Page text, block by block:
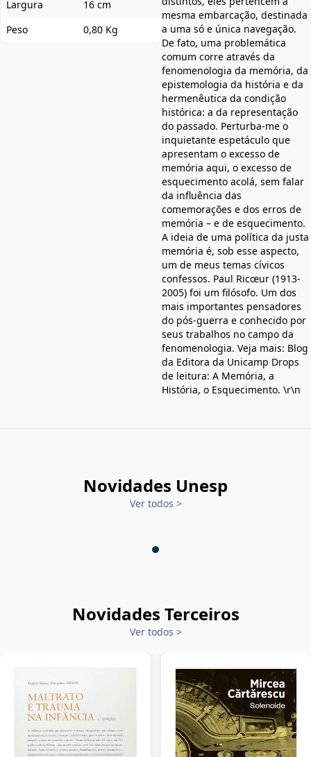
Largura
16 cm
Peso
0,80 Kg
mesma embarcação, destinada
a uma só e única navegação.
De fato, uma problemática
comum corre através da
fenomenologia da memória, da
epistemologia da história e da
hermenêutica da condição
histórica: a da representação
do passado. Perturba-me o
inquietante espetáculo que
apresentam o excesso de
memória aqui, o excesso de
esquecimento acolá, sem falar
da influência das
comemorações e dos erros de
memória – e de esquecimento.
A ideia de uma política da justa
memória é, sob esse aspecto,
um de meus temas cívicos
confessos. Paul Ricœur (1913-
2005) foi um filósofo. Um dos
mais importantes pensadores
do pós-guerra e conhecido por
seus trabalhos no campo da
fenomenologia. Veja mais: Blog
da Editora da Unicamp Drops
de leitura: A Memória, a
História, o Esquecimento. \r\n
Novidades Unesp
Ver todos >
Novidades Terceiros
Ver todos >